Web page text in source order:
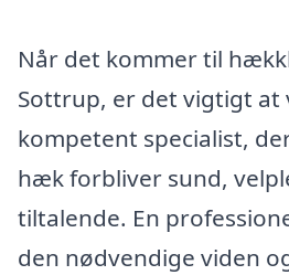
Når det kommer til
Sottrup, er det vigtigt at
kompetent specialist,
hæk forbliver sund,
tiltalende. En
den nødvendige viden